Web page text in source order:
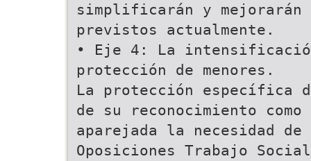
simplificarán y mejorarán
previstos actualmente.
• Eje 4: La
protección de menores.
La protección específica
de su reconocimiento
aparejada la necesidad
Oposiciones Trabajo Social